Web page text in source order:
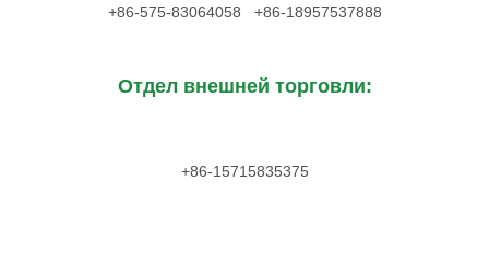
+86-575-83064058 +86-18957537888
Отдел внешней торговли:
+86-15715835375